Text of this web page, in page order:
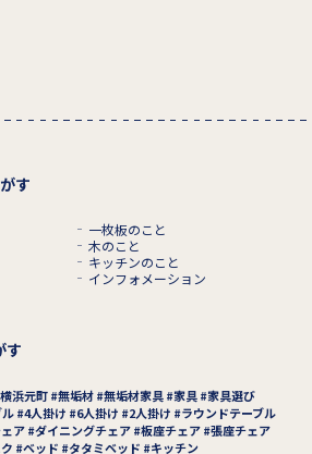
す
一枚板のこと
木のこと
キッチンのこと
インフォメーション
す
横浜元町 無垢材 無垢材家具 家具
家具選び
4人掛け 6人掛け 2人掛け
ラウンドテーブル
ア ダイニングチェア 板座チェア 張座チェア
ベッド タタミベッド
キッチン